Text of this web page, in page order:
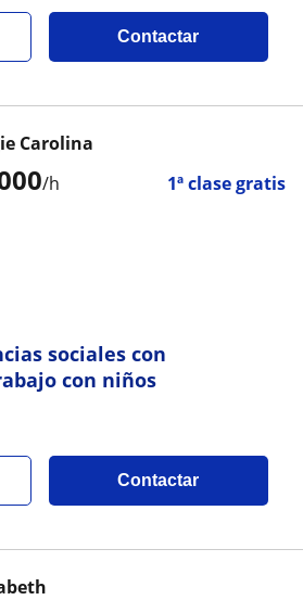
geografía y democracia) en
Contactar
/h 1ª clase gratis
Carolina
sociales con
con niños
Contactar